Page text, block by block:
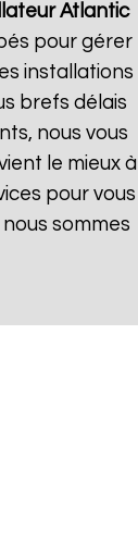
Atlantic
pour gérer
installations
brefs délais
nous vous
le mieux à
pour vous
sommes